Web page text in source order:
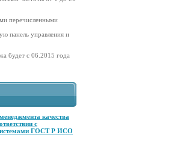
перечисленными
панель управления и
будет с 06.2015 года
качества
с
ГОСТ Р ИСО